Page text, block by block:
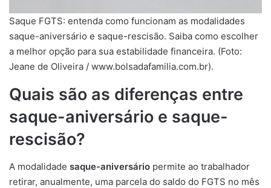
Saque FGTS: entenda como funcionam as modalidades
saque-aniversário e saque-rescisão. Saiba como escolher
a melhor opção para sua estabilidade financeira. (Foto:
Jeane de Oliveira / www.bolsadafamilia.com.br).
Quais são as diferenças entre
saque-aniversário e saque-
rescisão?
A modalidade saque-aniversário permite ao trabalhador
retirar, anualmente, uma parcela do saldo do FGTS no mês